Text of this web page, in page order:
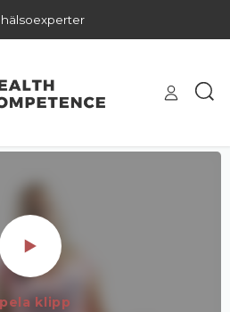
hälsoexperter
klipp